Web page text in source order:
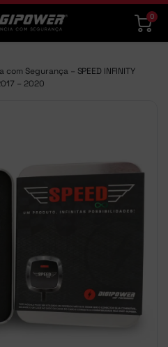
0
Segurança – SPEED INFINITY
– 2020